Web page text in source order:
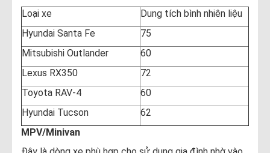
Loại xe
Dung tích bình nhiên liệu
Hyundai Santa Fe
75
Mitsubishi Outlander
60
Lexus RX350
72
Toyota RAV-4
60
Hyundai Tucson
62
MPV/Minivan